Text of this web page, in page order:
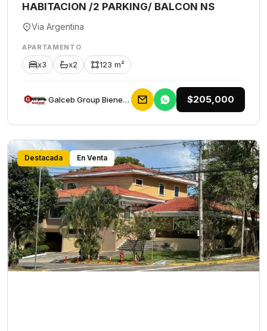
HABITACION /2 PARKING/ BALCON NS
Via Argentina
APARTAMENTO
x3 x2 123 m²
Galceb Group Bienes Raices $205,000
Destacada En Venta